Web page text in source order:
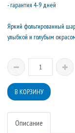
- гарантия 4-9 дней
Яркий фольгированный
улыбкой и голубым
Описание